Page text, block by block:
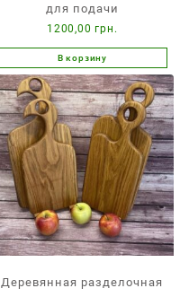
для подачи
1200,00грн.
В корзину
Деревянная разделочная